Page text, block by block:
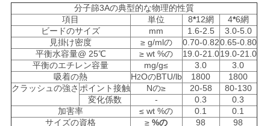
ニ
ュ
ー
ス
分子篩3Aの典型的な物理的性質
項目
単位 8*12網 4*6網
ビードのサイズ
mm 1.6-2.5
3.0-5.0
見掛け密度
≥ g/mlの 0.70-0.820.65-0.80
平衡水容量@ 25℃
≥ wt %の 19.0-21.019.0-21.0
平衡のエチレン容量
mg/g≤ 3.0
3.0
吸着の熱
H2OのBTU/lb 1800
1800
クラッシュの強さ ポイント接触 Nの≥ 20-58
80-130
変化係数
- 0.3
0.3
加害率
≤ wt %の 0.1
0.1
サイズの資格
≥%の 98 98